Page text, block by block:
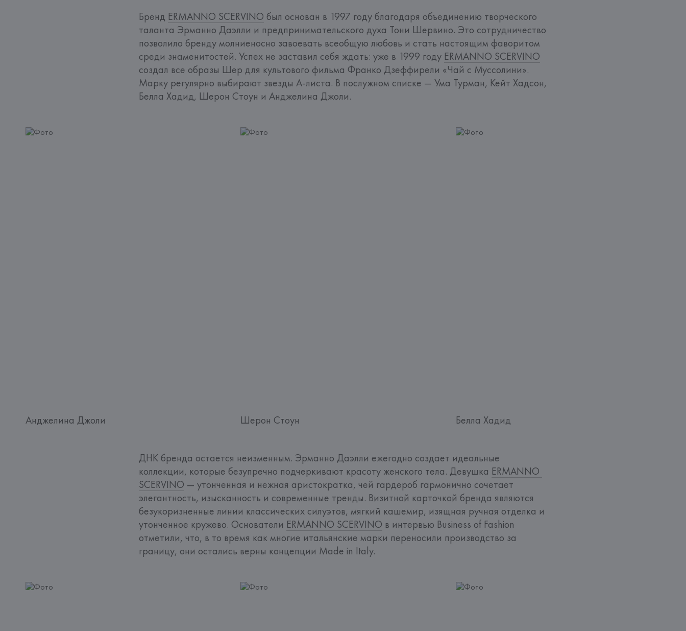
Бренд ERMANNO SCERVINO был основан в 1997 году благодаря объединению творческого
таланта Эрманно Даэлли и предпринимательского духа Тони Шервино. Это сотрудничество
позволило бренду молниеносно завоевать всеобщую любовь и стать настоящим фаворитом
среди знаменитостей. Успех не заставил себя ждать: уже в 1999 году ERMANNO SCERVINO
создал все образы Шер для культового фильма Франко Дзеффирели «Чай с Муссолини».
Марку регулярно выбирают звезды А-листа. В послужном списке — Ума Турман, Кейт Хадсон,
Белла Хадид, Шерон Стоун и Анджелина Джоли.
Анджелина Джоли Шерон Стоун Белла Хадид
ДНК бренда остается неизменным. Эрманно Даэлли ежегодно создает идеальные
коллекции, которые безупречно подчеркивают красоту женского тела. Девушка ERMANNO
SCERVINO — утонченная и нежная аристократка, чей гардероб гармонично сочетает
элегантность, изысканность и современные тренды. Визитной карточкой бренда являются
безукоризненные линии классических силуэтов, мягкий кашемир, изящная ручная отделка и
утонченное кружево. Основатели ERMANNO SCERVINO в интервью Business of Fashion
отметили, что, в то время как многие итальянские марки переносили производство за
границу, они остались верны концепции Made in Italy.